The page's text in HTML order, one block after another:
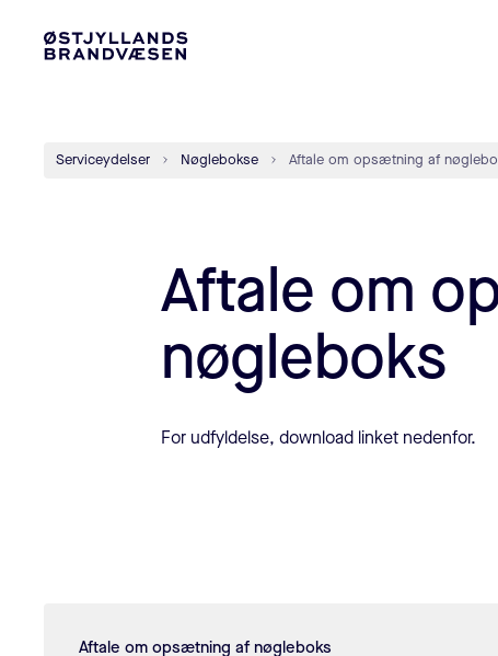
Serviceydelser Nøglebokse Aftale om opsætning af
Aftale om
nøgleboks
For udfyldelse, download linket nedenfor.
Aftale om opsætning af nøgleboks